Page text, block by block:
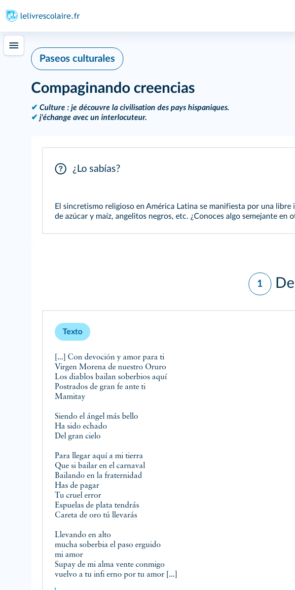
Paseos culturales
Compaginando creencias
✔ Culture : je découvre la civilisation des pays hispaniques.
✔ j'échange avec un interlocuteur.
¿Lo sabías?
El sincretismo religioso en América Latina se manifiesta por una
de azúcar y maíz, angelitos negros, etc. ¿Conoces algo semejante en
1
Texto
[...] Con devoción y amor para ti
Virgen Morena de nuestro Oruro
Los diablos bailan soberbios aquí
Postrados de gran fe ante ti
Mamitay
Siendo el ángel más bello
Ha sido echado
Del gran cielo
Para llegar aquí a mi tierra
Que si bailar en el carnaval
Bailando en la fraternidad
Has de pagar
Tu cruel error
Espuelas de plata tendrás
Careta de oro tú llevarás
Llevando en alto
mucha soberbia el paso erguido
mi amor
Supay de mi alma vente conmigo
vuelvo a tu infi erno por tu amor [...]